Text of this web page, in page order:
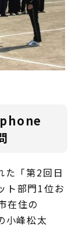
「第2回日
ト部門1位お
在住の
峰松太